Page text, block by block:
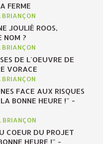
FERME
BRIANÇON
JOULIÉ ROOS,
NOM ?
BRIANÇON
DE L'OEUVRE DE
VORACE
BRIANÇON
FACE AUX RISQUES
BONNE HEURE !" -
BRIANÇON
COEUR DU PROJET
HEURE !" -